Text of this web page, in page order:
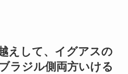
えして、イグアスの
ラジル側両方いける